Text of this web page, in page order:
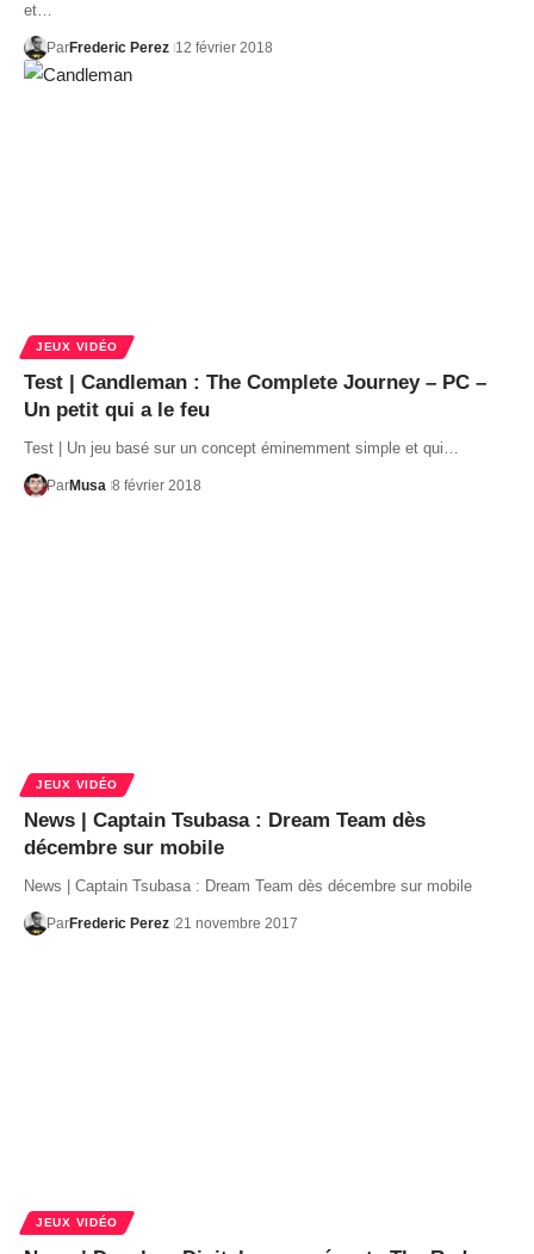
et…
ParFrederic Perez 12 février 2018
JEUX VIDÉO
Test | Candleman : The Complete Journey – PC –
Un petit qui a le feu
Test | Un jeu basé sur un concept éminemment simple et qui…
ParMusa 8 février 2018
JEUX VIDÉO
News | Captain Tsubasa : Dream Team dès
décembre sur mobile
News | Captain Tsubasa : Dream Team dès décembre sur mobile
ParFrederic Perez 21 novembre 2017
JEUX VIDÉO